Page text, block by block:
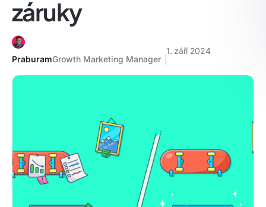
záruky
PraburamGrowth Marketing Manager
1. září 2024